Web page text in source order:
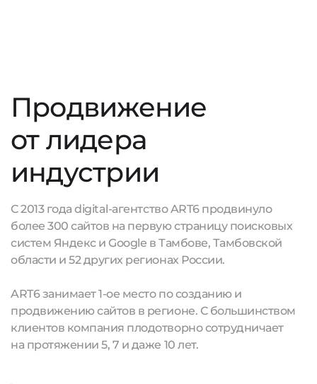
Продвижение
от лидера
индустрии
С 2013 года digital-агентство ART6 продвинуло
более 300 сайтов на первую страницу поисковых
систем Яндекс и Google в Тамбове, Тамбовской
области и 52 других регионах России.
ART6 занимает 1-ое место по созданию и
продвижению сайтов в регионе. С большинством
клиентов компания плодотворно сотрудничает
на протяжении 5, 7 и даже 10 лет.